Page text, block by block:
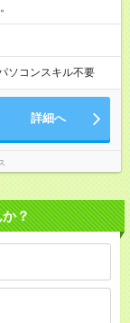
ソコンスキル不要
詳細へ
？